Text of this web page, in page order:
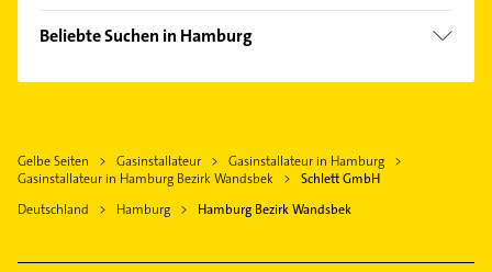
Bezirk Eimsbüttel
Hamburg-Altstadt
Ammersbek
Tangstedt Bezirk Hamburg
Barsbüttel
Bönningstedt
Beliebte Suchen in Hamburg
Elektro Reparatur
Steuerberater
Gelbe Seiten Gasinstallateur
Gasinstallateur in Hamburg
Gasinstallateur in Hamburg Bezirk Wandsbek
Schlett GmbH
Deutschland
Hamburg Hamburg Bezirk Wandsbek